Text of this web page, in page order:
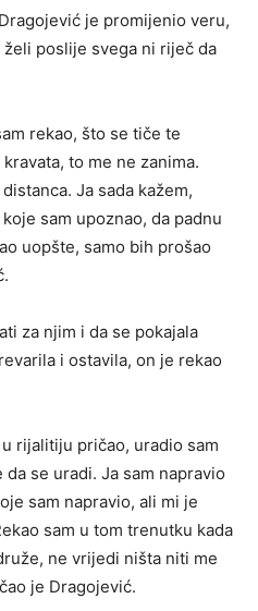
je promijenio veru,
poslije svega ni riječ da
rekao, što se tiče te
to me ne zanima.
Ja sada kažem,
sam upoznao, da padnu
uopšte, samo bih prošao
za njim i da se pokajala
i ostavila, on je rekao
rijalitiju pričao, uradio sam
se uradi. Ja sam napravio
sam napravio, ali mi je
sam u tom trenutku kada
ne vrijedi ništa niti me
je Dragojević.